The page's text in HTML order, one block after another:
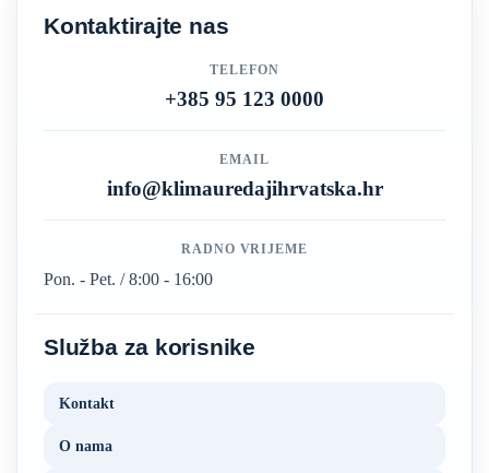
Kontaktirajte nas
TELEFON
+385 95 123 0000
EMAIL
info@klimauredajihrvatska.hr
RADNO VRIJEME
Pon. - Pet. / 8:00 - 16:00
Služba za korisnike
Kontakt
O nama